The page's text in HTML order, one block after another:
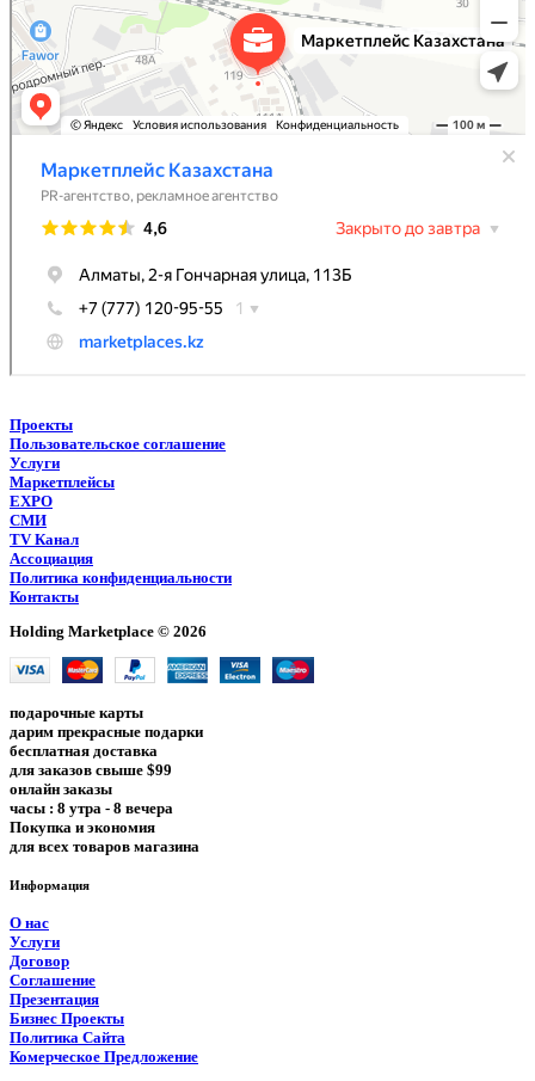
Проекты
Пользовательское соглашение
Услуги
Маркетплейсы
EXPO
СМИ
TV Канал
Ассоциация
Политика конфиденциальности
Контакты
Holding Marketplace © 2026
подарочные карты
дарим прекрасные подарки
бесплатная доставка
для заказов свыше $99
онлайн заказы
часы : 8 утра - 8 вечера
Покупка и экономия
для всех товаров магазина
Информация
О нас
Услуги
Договор
Соглашение
Презентация
Бизнес Проекты
Политика Сайта
Комерческое Предложение